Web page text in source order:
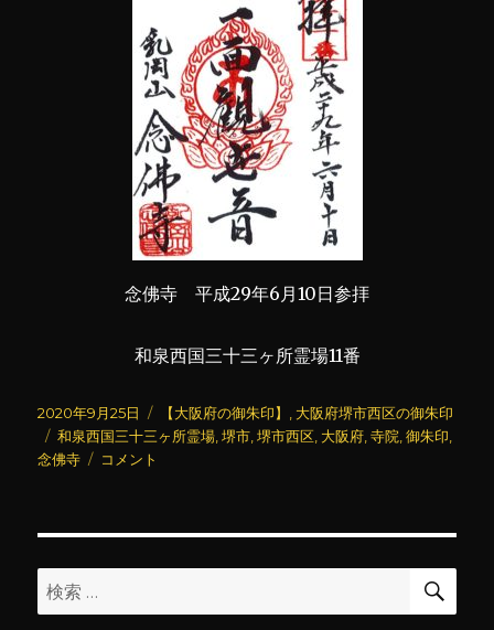
念佛寺 平成29年6月10日参拝
和泉西国三十三ヶ所霊場11番
投
稿
日:
2020年9月25日
カ
テ
【大阪府の御朱印】
大阪府堺市西区の御朱印
タ
グ
和泉西国三十三ヶ所霊場 ,堺市 ,堺市西区 大阪府 ,寺院 ,御朱印
念佛寺
念
コメント
検
索:
検